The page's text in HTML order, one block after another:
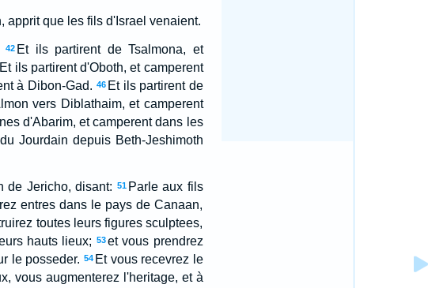
apprit que les fils d'Israel venaient.
42 Et ils partirent de Tsalmona, et
Et ils partirent d'Oboth, et camperent
à Dibon-Gad. 46 Et ils partirent de
vers Diblathaim, et camperent
d'Abarim, et camperent dans les
Jourdain depuis Beth-Jeshimoth
de Jericho, disant: 51 Parle aux fils
entres dans le pays de Canaan,
toutes leurs figures sculptees,
hauts lieux;
53et vous prendrez
le posseder. 54 Et vous recevrez le
vous augmenterez l'heritage, et à